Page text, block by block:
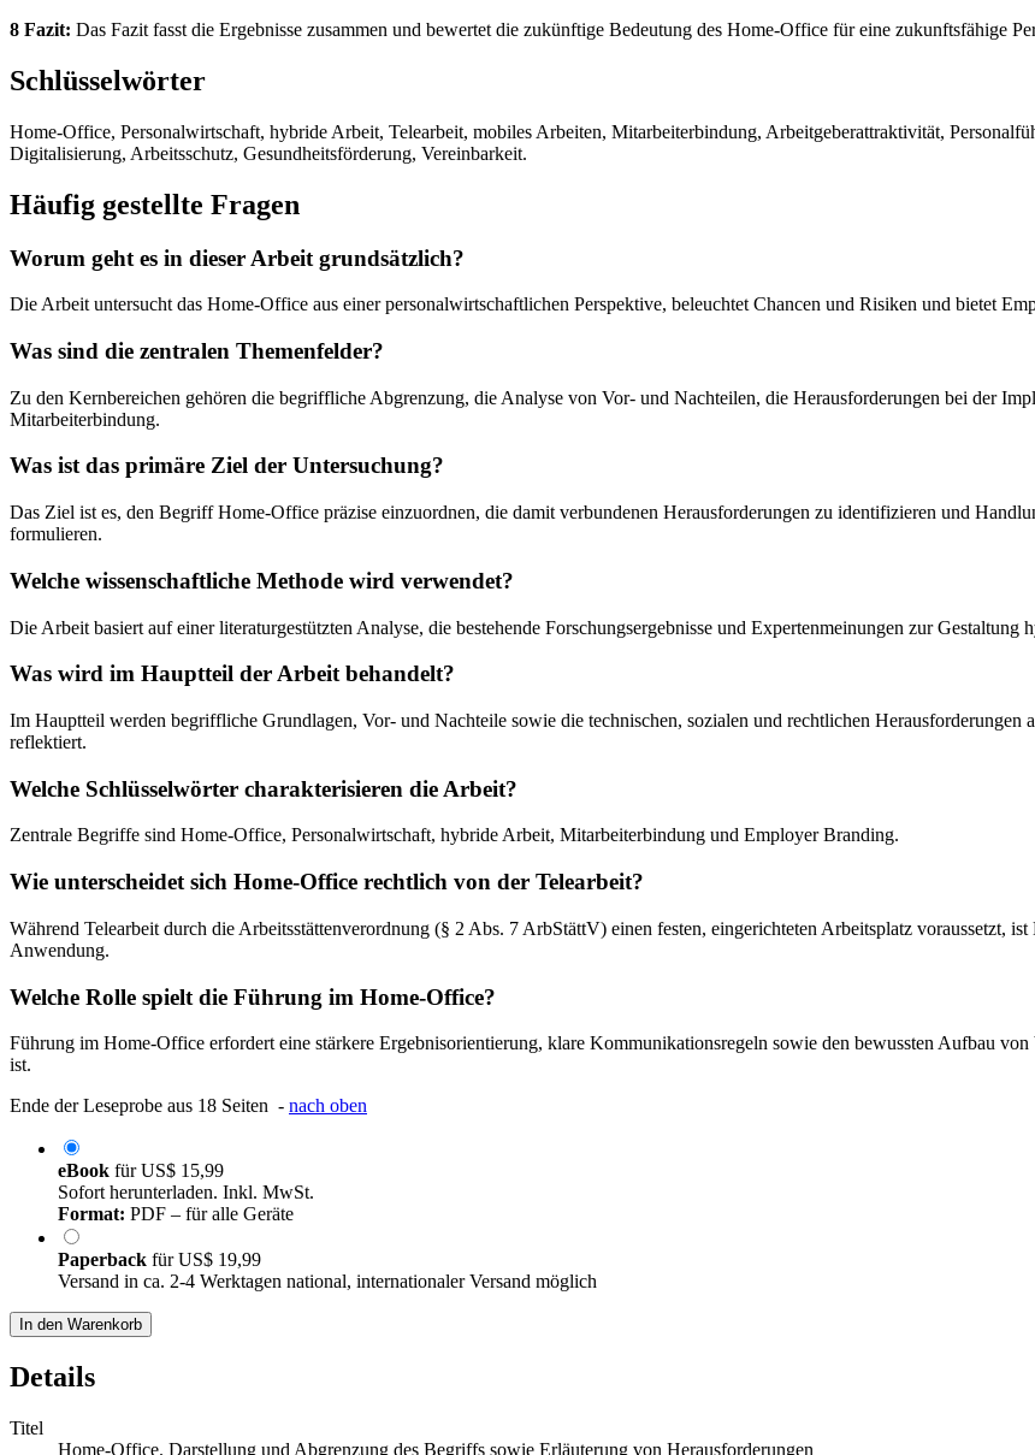
8 Fazit: Das Fazit fasst die Ergebnisse zusammen und bewertet die zukünftige Bedeutung des Home-Office für eine zukunftsfähige
Schlüsselwörter
Home-Office, Personalwirtschaft, hybride Arbeit, Telearbeit, mobiles Arbeiten, Mitarbeiterbindung, Arbeitgeberattraktivität,
Digitalisierung, Arbeitsschutz, Gesundheitsförderung, Vereinbarkeit.
Häufig gestellte Fragen
Worum geht es in dieser Arbeit grundsätzlich?
Die Arbeit untersucht das Home-Office aus einer personalwirtschaftlichen Perspektive, beleuchtet Chancen und Risiken und bietet
Was sind die zentralen Themenfelder?
Zu den Kernbereichen gehören die begriffliche Abgrenzung, die Analyse von Vor- und Nachteilen, die Herausforderungen bei der
Mitarbeiterbindung.
Was ist das primäre Ziel der Untersuchung?
Das Ziel ist es, den Begriff Home-Office präzise einzuordnen, die damit verbundenen Herausforderungen zu identifizieren und
formulieren.
Welche wissenschaftliche Methode wird verwendet?
Die Arbeit basiert auf einer literaturgestützten Analyse, die bestehende Forschungsergebnisse und Expertenmeinungen zur
Was wird im Hauptteil der Arbeit behandelt?
Im Hauptteil werden begriffliche Grundlagen, Vor- und Nachteile sowie die technischen, sozialen und rechtlichen
reflektiert.
Welche Schlüsselwörter charakterisieren die Arbeit?
Zentrale Begriffe sind Home-Office, Personalwirtschaft, hybride Arbeit, Mitarbeiterbindung und Employer Branding.
Wie unterscheidet sich Home-Office rechtlich von der Telearbeit?
Während Telearbeit durch die Arbeitsstättenverordnung (§ 2 Abs. 7 ArbStättV) einen festen, eingerichteten Arbeitsplatz voraussetzt,
Anwendung.
Welche Rolle spielt die Führung im Home-Office?
Führung im Home-Office erfordert eine stärkere Ergebnisorientierung, klare Kommunikationsregeln sowie den bewussten Aufbau
ist.
Ende der Leseprobe aus 18 Seiten - nach oben
eBook fürUS$ 15,99
Sofort herunterladen. Inkl. MwSt.
Format: PDF – für alle Geräte
Paperback fürUS$ 19,99
Versand in ca. 2-4 Werktagen national, internationaler Versand möglich
In den Warenkorb
Details
Titel
Home-Office. Darstellung und Abgrenzung des Begriffs sowie Erläuterung von Herausforderungen